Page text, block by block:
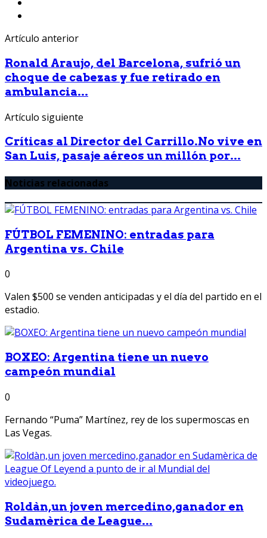
Artículo anterior
Ronald Araujo, del Barcelona, sufrió un
choque de cabezas y fue retirado en
ambulancia...
Artículo siguiente
Críticas al Director del Carrillo.No vive en
San Luis, pasaje aéreos un millón por...
Noticias relacionadas
FÚTBOL FEMENINO: entradas para
Argentina vs. Chile
0
Valen $500 se venden anticipadas y el día del partido en el
estadio.
BOXEO: Argentina tiene un nuevo
campeón mundial
0
Fernando “Puma” Martínez, rey de los supermoscas en
Las Vegas.
Roldàn,un joven mercedino,ganador en
Sudamèrica de League...